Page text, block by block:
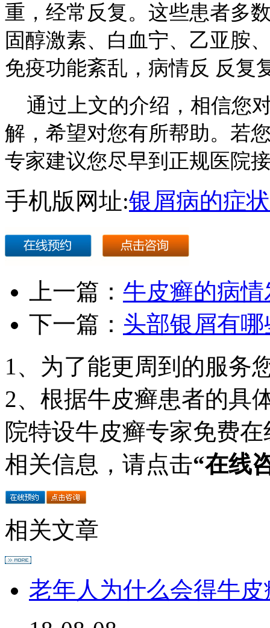
重，经常反复。这些患者多
固醇激素、白血宁、乙亚胺
免疫功能紊乱，病情反 反复
通过上文的介绍，相信您
解，希望对您有所帮助。若
专家建议您尽早到正规医院
手机版网址:银屑病的症
上一篇： 牛皮癣的病
下一篇： 头部银屑有
1、为了能更周到的服务
2、根据牛皮癣患者的具
院特设牛皮癣专家免费
相关信息，请点击“在线
相关文章
老年人为什么会得牛皮